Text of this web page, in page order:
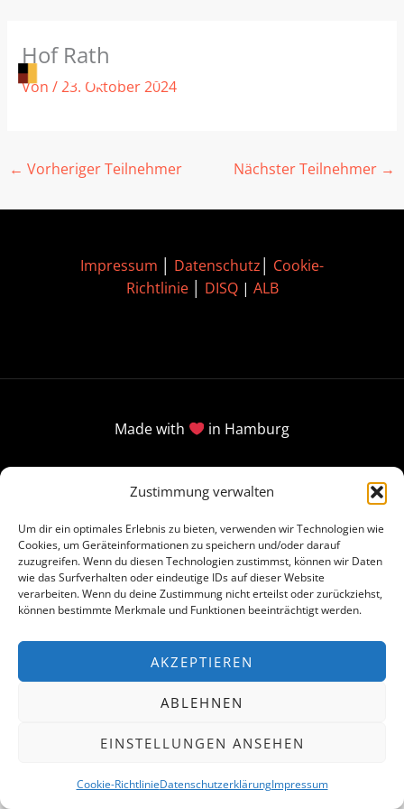
Zustimmung verwalten
Um dir ein optimales Erlebnis zu bieten, verwenden wir Technologien wie
Cookies, um Geräteinformationen zu speichern und/oder darauf
zuzugreifen. Wenn du diesen Technologien zustimmst, können wir Daten
wie das Surfverhalten oder eindeutige IDs auf dieser Website
verarbeiten. Wenn du deine Zustimmung nicht erteilst oder zurückziehst,
können bestimmte Merkmale und Funktionen beeinträchtigt werden.
AKZEPTIEREN
ABLEHNEN
EINSTELLUNGEN ANSEHEN
Cookie-RichtlinieDatenschutzerklärungImpressum
Inhalt
springen
Hof Rath
Von /23. Oktober 2024
← Vorheriger Teilnehmer Nächster Teilnehmer →
Impressum Datenschutz
Cookie-
Richtlinie│ DISQ| ALB
Made with in Hamburg